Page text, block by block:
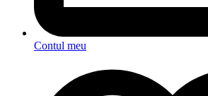
Contul meu